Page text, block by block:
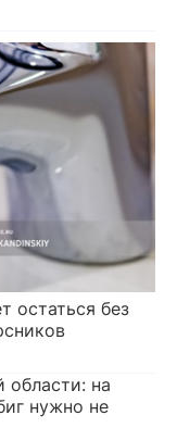
остаться без
на
нужно не